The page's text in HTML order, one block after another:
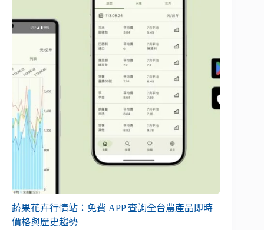
蔬果花卉行情站：免費 APP 查詢全台農產品即時
價格與歷史趨勢